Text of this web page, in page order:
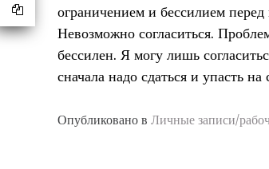
ограничением и бессилием
Невозможно согласиться.
бессилен. Я могу лишь
сначала надо сдаться и упасть
Опубликовано в Личные записи/